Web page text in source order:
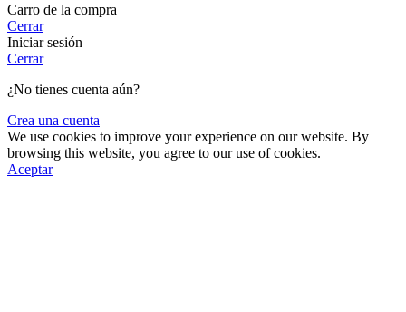
Carro de la compra
Cerrar
Iniciar sesión
Cerrar
¿No tienes cuenta aún?
Crea una cuenta
We use cookies to improve your experience on our website. By
browsing this website, you agree to our use of cookies.
Aceptar